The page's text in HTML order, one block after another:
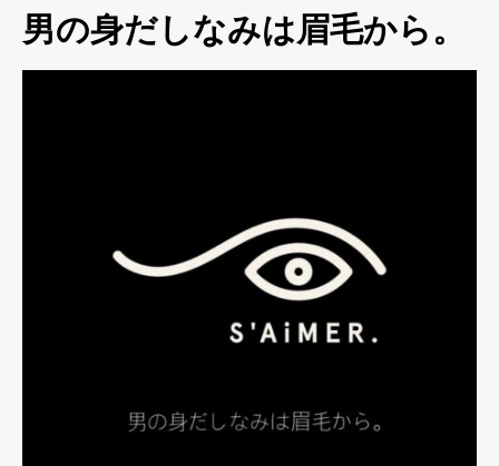
男の身だしなみは眉毛から。